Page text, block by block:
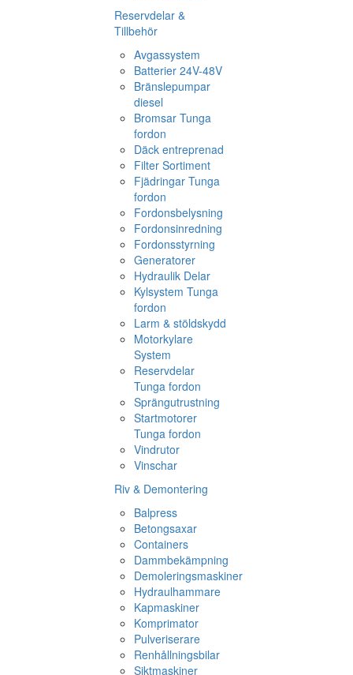
Reservdelar &
Tillbehör
Avgassystem
Batterier 24V-48V
Bränslepumpar
diesel
Bromsar Tunga
fordon
Däck entreprenad
Filter Sortiment
Fjädringar Tunga
fordon
Fordonsbelysning
Fordonsinredning
Fordonsstyrning
Generatorer
Hydraulik Delar
Kylsystem Tunga
fordon
Larm & stöldskydd
Motorkylare
System
Reservdelar
Tunga fordon
Sprängutrustning
Startmotorer
Tunga fordon
Vindrutor
Vinschar
Riv & Demontering
Balpress
Betongsaxar
Containers
Dammbekämpning
Demoleringsmaskiner
Hydraulhammare
Kapmaskiner
Komprimator
Pulveriserare
Renhållningsbilar
Siktmaskiner